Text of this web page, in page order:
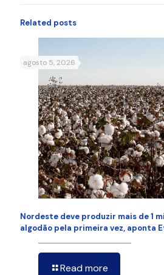
Related posts
agosto 5, 2026
Nordeste deve produzir mais de 1
algodão pela primeira vez, aponta
Read more